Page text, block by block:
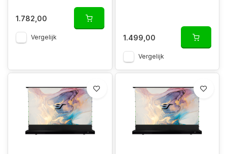
1.782,00
Vergelijk 1.499,00
Vergelijk